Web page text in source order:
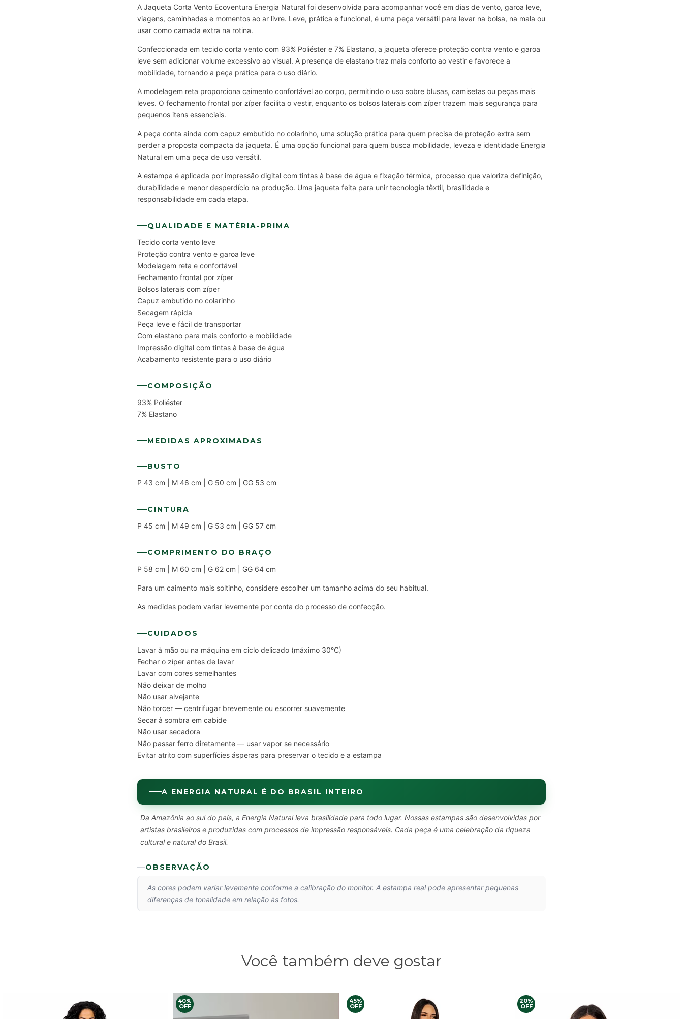
A Jaqueta Corta Vento Ecoventura Energia Natural foi desenvolvida para acompanhar você em dias de vento, garoa leve,
viagens, caminhadas e momentos ao ar livre. Leve, prática e funcional, é uma peça versátil para levar na bolsa, na mala ou
usar como camada extra na rotina.
Confeccionada em tecido corta vento com 93% Poliéster e 7% Elastano, a jaqueta oferece proteção contra vento e garoa
leve sem adicionar volume excessivo ao visual. A presença de elastano traz mais conforto ao vestir e favorece a
mobilidade, tornando a peça prática para o uso diário.
A modelagem reta proporciona caimento confortável ao corpo, permitindo o uso sobre blusas, camisetas ou peças mais
leves. O fechamento frontal por zíper facilita o vestir, enquanto os bolsos laterais com zíper trazem mais segurança para
pequenos itens essenciais.
A peça conta ainda com capuz embutido no colarinho, uma solução prática para quem precisa de proteção extra sem
perder a proposta compacta da jaqueta. É uma opção funcional para quem busca mobilidade, leveza e identidade Energia
Natural em uma peça de uso versátil.
A estampa é aplicada por impressão digital com tintas à base de água e fixação térmica, processo que valoriza definição,
durabilidade e menor desperdício na produção. Uma jaqueta feita para unir tecnologia têxtil, brasilidade e
responsabilidade em cada etapa.
QUALIDADE E MATÉRIA-PRIMA
Tecido corta vento leve
Proteção contra vento e garoa leve
Modelagem reta e confortável
Fechamento frontal por zíper
Bolsos laterais com zíper
Capuz embutido no colarinho
Secagem rápida
Peça leve e fácil de transportar
Com elastano para mais conforto e mobilidade
Impressão digital com tintas à base de água
Acabamento resistente para o uso diário
COMPOSIÇÃO
93% Poliéster
7% Elastano
MEDIDAS APROXIMADAS
BUSTO
P 43 cm | M 46 cm | G 50 cm | GG 53 cm
CINTURA
P 45 cm | M 49 cm | G 53 cm | GG 57 cm
COMPRIMENTO DO BRAÇO
P 58 cm | M 60 cm | G 62 cm | GG 64 cm
Para um caimento mais soltinho, considere escolher um tamanho acima do seu habitual.
As medidas podem variar levemente por conta do processo de confecção.
CUIDADOS
Lavar à mão ou na máquina em ciclo delicado (máximo 30°C)
Fechar o zíper antes de lavar
Lavar com cores semelhantes
Não deixar de molho
Não usar alvejante
Não torcer — centrifugar brevemente ou escorrer suavemente
Secar à sombra em cabide
Não usar secadora
Não passar ferro diretamente — usar vapor se necessário
Evitar atrito com superfícies ásperas para preservar o tecido e a estampa
A ENERGIA NATURAL É DO BRASIL INTEIRO
Da Amazônia ao sul do país, a Energia Natural leva brasilidade para todo lugar. Nossas estampas são desenvolvidas por
artistas brasileiros e produzidas com processos de impressão responsáveis. Cada peça é uma celebração da riqueza
cultural e natural do Brasil.
OBSERVAÇÃO
As cores podem variar levemente conforme a calibração do monitor. A estampa real pode apresentar pequenas
diferenças de tonalidade em relação às fotos.
Você também deve gostar
40%
OFF
45%
OFF
20%
OFF